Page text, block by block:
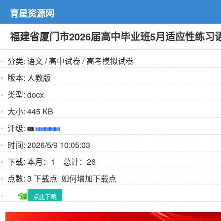
育星资源网
福建省厦门市2026届高中毕业班5月适应性练习
分类: 语文/高中试卷/高考模拟试卷
版本: 人教版
类型: docx
大小: 445 KB
评级:
时间: 2026/5/9 10:05:03
下载: 本月：1 总计：26
点数: 3 下载点 如何增加下载点
点此下载